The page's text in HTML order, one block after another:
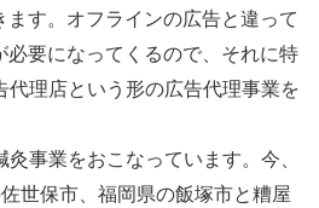
す。オフラインの広告と違って
必要になってくるので、それに特
代理店という形の広告代理事業を
事業をおこなっています。今、
世保市、福岡県の飯塚市と糟屋